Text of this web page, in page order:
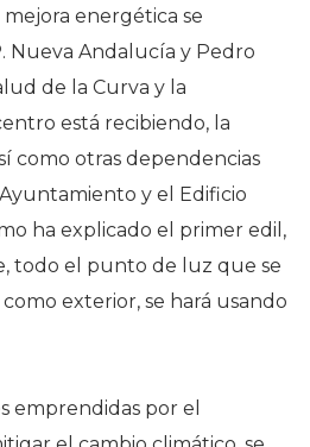
energética se
Nueva Andalucía y Pedro
de la Curva y la
está recibiendo, la
como otras dependencias
y el Edificio
ha explicado el primer edil,
todo el punto de luz que se
exterior, se hará usando
emprendidas por el